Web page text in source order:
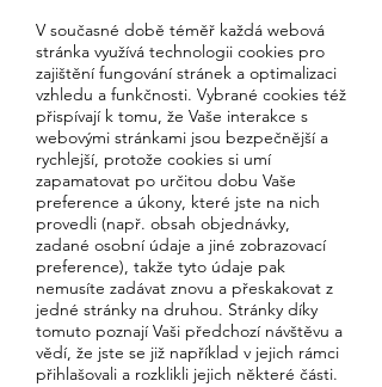
V současné době téměř každá webová
stránka využívá technologii cookies pro
zajištění fungování stránek a optimalizaci
vzhledu a funkčnosti. Vybrané cookies též
přispívají k tomu, že Vaše interakce s
webovými stránkami jsou bezpečnější a
rychlejší, protože cookies si umí
zapamatovat po určitou dobu Vaše
preference a úkony, které jste na nich
provedli (např. obsah objednávky,
zadané osobní údaje a jiné zobrazovací
preference), takže tyto údaje pak
nemusíte zadávat znovu a přeskakovat z
jedné stránky na druhou. Stránky díky
tomuto poznají Vaši předchozí návštěvu a
vědí, že jste se již například v jejich rámci
přihlašovali a rozklikli jejich některé části.